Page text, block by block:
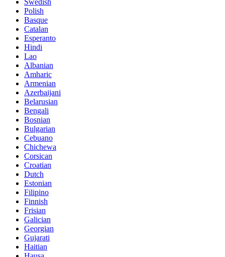
Swedish
Polish
Basque
Catalan
Esperanto
Hindi
Lao
Albanian
Amharic
Armenian
Azerbaijani
Belarusian
Bengali
Bosnian
Bulgarian
Cebuano
Chichewa
Corsican
Croatian
Dutch
Estonian
Filipino
Finnish
Frisian
Galician
Georgian
Gujarati
Haitian